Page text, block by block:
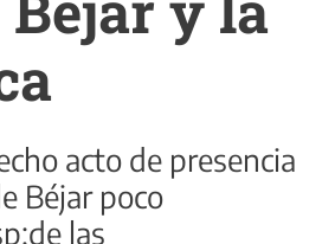
acto de presencia
Béjar poco
las